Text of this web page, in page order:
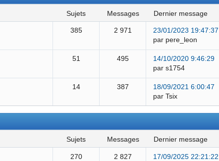
sujets messages dernier message
385 2 971
23/01/2023 19:47:37
par pere_leon
51 495
14/10/2020 9:46:29
par s1754
14 387
18/09/2021 6:00:47
par Tsix
sujets messages dernier message
270 2 827
17/09/2025 22:21:22